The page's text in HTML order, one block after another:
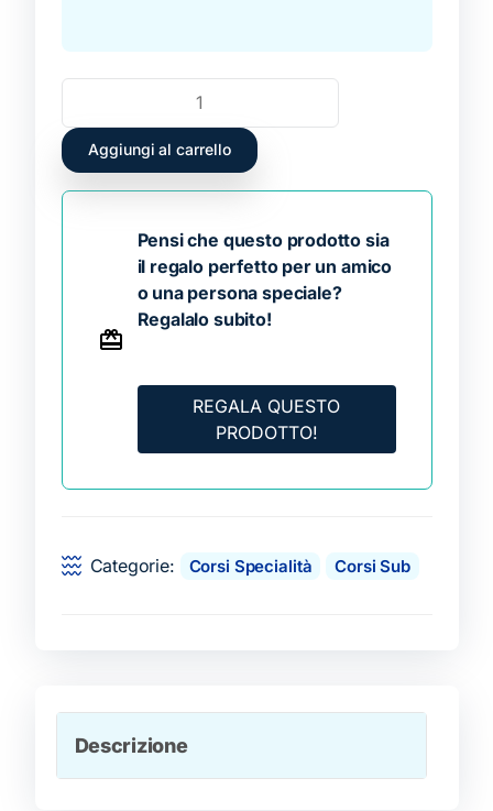
Aggiungi al carrello
Pensi che questo prodotto sia
il regalo perfetto per un amico
o una persona speciale?
Regalalo subito!
REGALA QUESTO
PRODOTTO!
Categorie: Corsi Specialità Corsi Sub
Descrizione